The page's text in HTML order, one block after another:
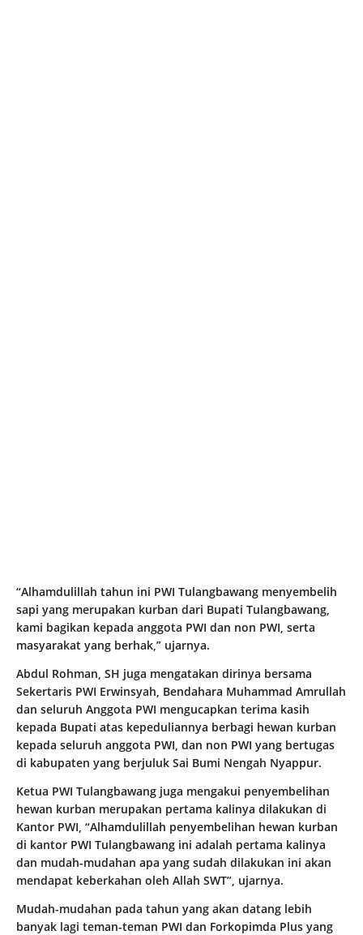
“Alhamdulillah tahun ini PWI Tulangbawang menyembelih
sapi yang merupakan kurban dari Bupati Tulangbawang,
kami bagikan kepada anggota PWI dan non PWI, serta
masyarakat yang berhak,” ujarnya.
Abdul Rohman, SH juga mengatakan dirinya bersama
Sekertaris PWI Erwinsyah, Bendahara Muhammad Amrullah
dan seluruh Anggota PWI mengucapkan terima kasih
kepada Bupati atas kepeduliannya berbagi hewan kurban
kepada seluruh anggota PWI, dan non PWI yang bertugas
di kabupaten yang berjuluk Sai Bumi Nengah Nyappur.
Ketua PWI Tulangbawang juga mengakui penyembelihan
hewan kurban merupakan pertama kalinya dilakukan di
Kantor PWI, “Alhamdulillah penyembelihan hewan kurban
di kantor PWI Tulangbawang ini adalah pertama kalinya
dan mudah-mudahan apa yang sudah dilakukan ini akan
mendapat keberkahan oleh Allah SWT”, ujarnya.
Mudah-mudahan pada tahun yang akan datang lebih
banyak lagi teman-teman PWI dan Forkopimda Plus yang